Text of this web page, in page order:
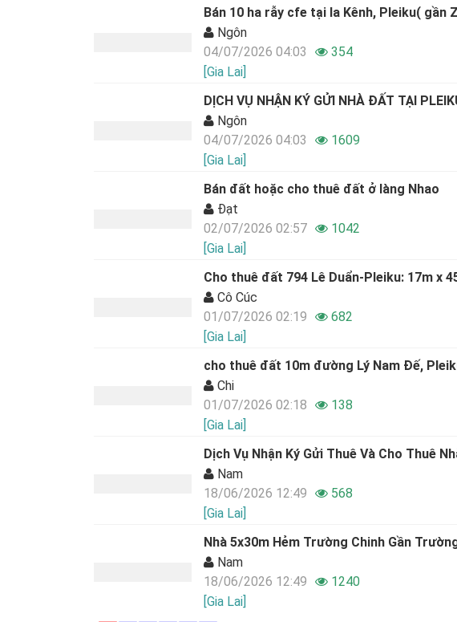
Bán 10 ha rẫy cfe tại Ia Kênh, Pleiku( gần
Ngôn
04/07/2026 04:03
354
[Gia Lai]
DỊCH VỤ NHẬN KÝ GỬI NHÀ ĐẤT TẠI
Ngôn
04/07/2026 04:03
1609
[Gia Lai]
Bán đất hoặc cho thuê đất ở làng Nhao
Đạt
02/07/2026 02:57
1042
[Gia Lai]
Cho thuê đất 794 Lê Duẩn-Pleiku: 17m x
Cô Cúc
01/07/2026 02:19
682
[Gia Lai]
cho thuê đất 10m đường Lý Nam Đế,
Chi
01/07/2026 02:18
138
[Gia Lai]
Dịch Vụ Nhận Ký Gửi Thuê Và Cho Thuê
Nam
18/06/2026 12:49
568
[Gia Lai]
Nhà 5x30m Hẻm Trường Chinh Gần
Nam
18/06/2026 12:49
1240
[Gia Lai]